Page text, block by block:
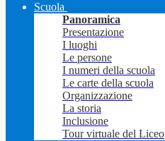
Scuola
Panoramica
Presentazione
I luoghi
Le persone
I numeri della scuola
Le carte della scuola
Organizzazione
La storia
Inclusione
Tour virtuale del Liceo